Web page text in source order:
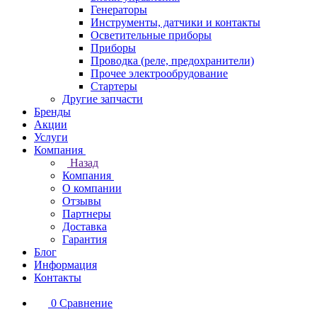
Генераторы
Инструменты, датчики и контакты
Осветительные приборы
Приборы
Проводка (реле, предохранители)
Прочее электрообрудование
Стартеры
Другие запчасти
Бренды
Акции
Услуги
Компания
Назад
Компания
О компании
Отзывы
Партнеры
Доставка
Гарантия
Блог
Информация
Контакты
0 Сравнение